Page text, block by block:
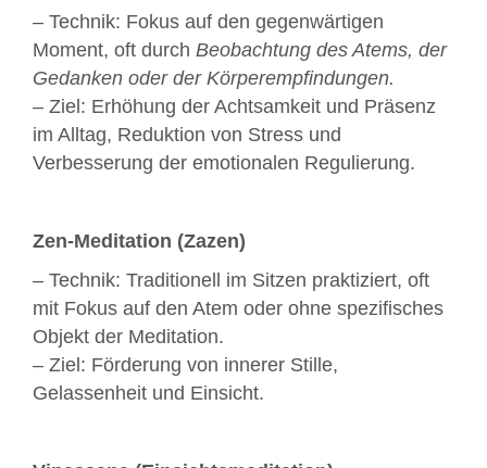
– Technik: Fokus auf den gegenwärtigen
Moment, oft durch Beobachtung des Atems, der
Gedanken oder der Körperempfindungen.
– Ziel: Erhöhung der Achtsamkeit und Präsenz
im Alltag, Reduktion von Stress und
Verbesserung der emotionalen Regulierung.
Zen-Meditation (Zazen)
– Technik: Traditionell im Sitzen praktiziert, oft
mit Fokus auf den Atem oder ohne spezifisches
Objekt der Meditation.
– Ziel: Förderung von innerer Stille,
Gelassenheit und Einsicht.